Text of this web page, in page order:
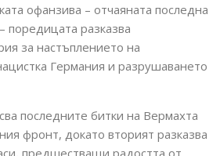
офанзива – отчаяната последна
поредицата разказва
за настъплението на
Германия и разрушаването
последните битки на Вермахта
фронт, докато вторият разказва
предшестващи радостта от